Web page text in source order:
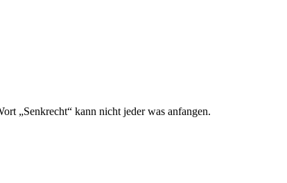
„Senkrecht“ kann nicht jeder was anfangen.